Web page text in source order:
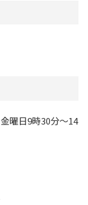
曜日9時30分～14